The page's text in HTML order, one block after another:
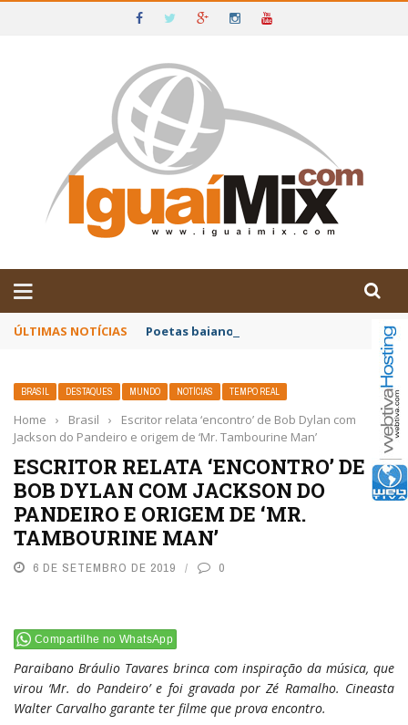
IGUAÍ E SUDOESTE DA BAHIA
ÚLTIMAS NOTÍCIAS Poetas baianos representam o Brasil no
BRASIL DESTAQUES MUNDO NOTÍCIAS TEMPO REAL
Home › Brasil ›
Escritor relata ‘encontro’ de Bob Dylan com
Jackson do Pandeiro e origem de ‘Mr. Tambourine Man’
ESCRITOR RELATA ‘ENCONTRO’ DE
BOB DYLAN COM JACKSON DO
PANDEIRO E ORIGEM DE ‘MR.
TAMBOURINE MAN’
6 DE SETEMBRO DE 2019 0
Compartilhe no WhatsApp
Paraibano Bráulio Tavares brinca com inspiração da música, que
virou ‘Mr. do Pandeiro’ e foi gravada por Zé Ramalho. Cineasta
Walter Carvalho garante ter filme que prova encontro.